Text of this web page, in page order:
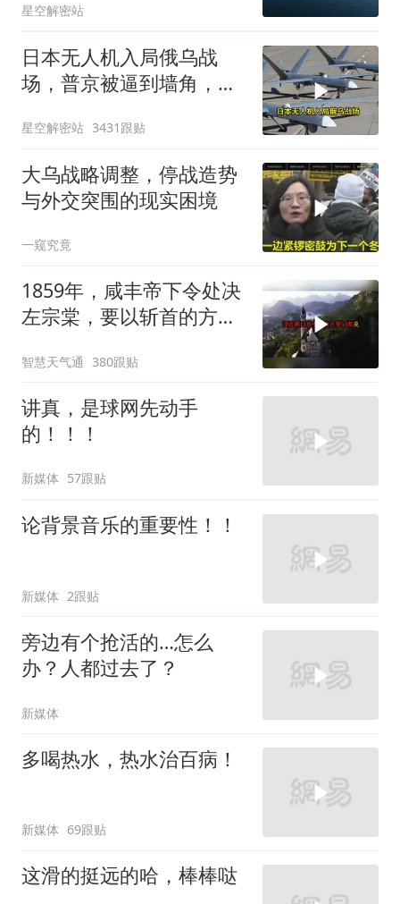
越被动
星空解密站
日本无人机入局俄乌战
场，普京被逼到墙角，这
星空解密站 3431跟贴
大乌战略调整，停战造势
与外交突围的现实困境
一窥究竟
1859年，咸丰帝下令处决
左宗棠，要以斩首的方式
的关头
智慧天气通 380跟贴
讲真，是球网先动手
的！！！
新媒体 57跟贴
论背景音乐的重要性！！
新媒体 2跟贴
旁边有个抢活的…怎么
办？人都过去了？
新媒体
多喝热水，热水治百病！
新媒体 69跟贴
这滑的挺远的哈，棒棒哒